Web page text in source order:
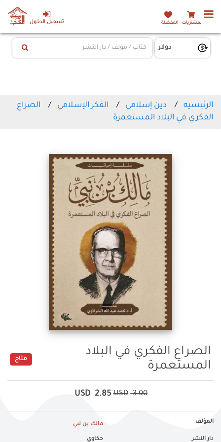
تسجيل الدخول المشتريات المفضلة
الرئيسيه دين إسلامي الفكر الإسلامي
الصراع
الفكري في البلاد المستعمرة
الصراع الفكري في البلاد
المستعمرة
متاح
3.00
USD
2.85
USD
المؤلف مالك بن نبي
دار النشر حكاوي